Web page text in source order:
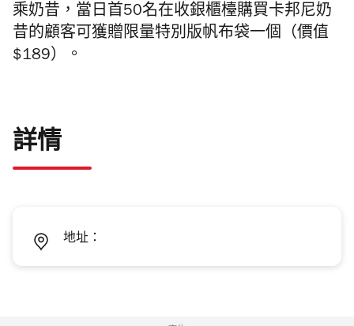
乘奶昔，當日首50名在收銀櫃檯購買卡邦尼奶
昔的顧客可獲贈限量特別版帆布袋一個（價值
$189）。
詳情
地址：